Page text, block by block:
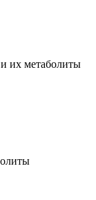
их метаболиты